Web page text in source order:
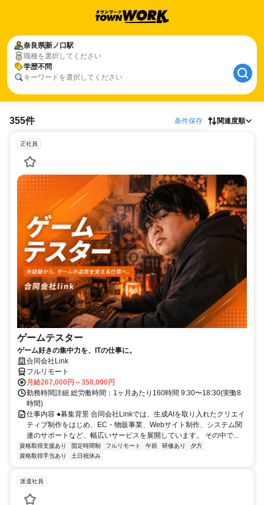
奈良県新ノ口駅
職種を選択してください
学歴不問
キーワードを選択してください
355件 条件保存 関連度順
正社員
ゲームテスター
ゲーム好きの集中力を、ITの仕事に。
合同会社Link
フルリモート
月給267,000円～350,000円
勤務時間詳細 総労働時間：1ヶ月あたり160時間 9:30〜18:30(実働8
時間)
仕事内容 ●募集背景 合同会社Linkでは、生成AIを取り入れたクリエイ
ティブ制作をはじめ、EC・物販事業、Webサイト制作、システム関
連のサポートなど、幅広いサービスを展開しています。 その中で...
資格取得支援あり 固定時間制 フルリモート 午前 研修あり
夕方
資格取得手当あり
土日祝休み
派遣社員